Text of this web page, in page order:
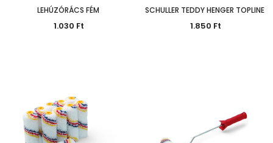
LEHÚZÓRÁCS FÉM
1.030 Ft
SCHULLER TEDDY HENGER TOPLINE
1.850 Ft